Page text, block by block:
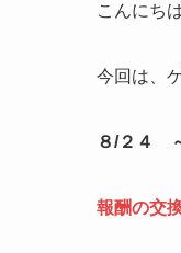
こんにち
今回は、
８/２４
報酬の交